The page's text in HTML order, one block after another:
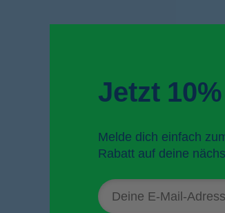
Jetzt
Melde dich einfach
Rabatt auf deine
E-
Mail-